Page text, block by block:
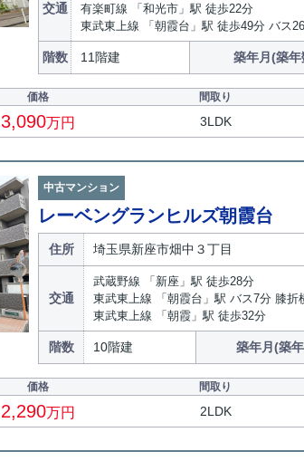
交通
有楽町線 「和光市」駅 徒歩22分
東武東上線 「朝霞台」駅 徒歩49分 バス
階数 11階建 築年月(築年
価格 間取り
3,090万円 3LDK
中古マンション
レーベングランヒルズ朝霞台
住所 埼玉県新座市畑中３丁目
交通
武蔵野線 「新座」駅 徒歩28分
東武東上線 「朝霞台」駅 バス7分 膝折
東武東上線 「朝霞」駅 徒歩32分
階数 10階建 築年月(築
価格 間取り
2,290万円 2LDK